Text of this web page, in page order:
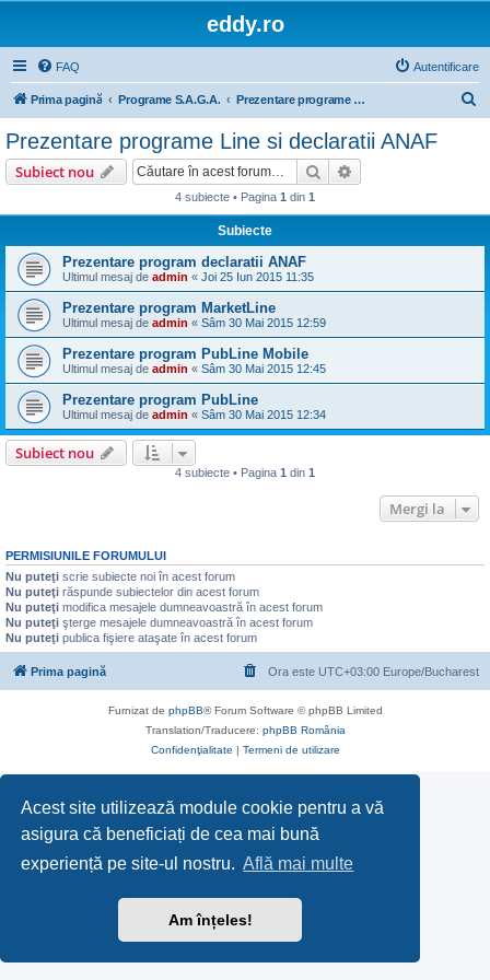
Acest site utilizează module cookie pentru a vă
asigura că beneficiați de cea mai bună
experiență pe site-ul nostru. Află mai multe
Am înțeles!
eddy.ro
FAQ Autentificare
Prima pagină Programe S.A.G.A. Prezentare programe Line si declaratii ANAF
Prezentare programe Line si declaratii ANAF
Subiect nou Căutare
4 subiecte • Pagina 1 din 1
Subiecte
Prezentare program declaratii ANAF
Ultimul mesaj de admin « Joi 25 Iun 2015 11:35
Prezentare program MarketLine
Ultimul mesaj de admin « Sâm 30 Mai 2015 12:59
Prezentare program PubLine Mobile
Ultimul mesaj de admin « Sâm 30 Mai 2015 12:45
Prezentare program PubLine
Ultimul mesaj de admin « Sâm 30 Mai 2015 12:34
Subiect nou
4 subiecte • Pagina 1 din 1
Mergi la
PERMISIUNILE FORUMULUI
Nu puteţi scrie subiecte noi în acest forum
Nu puteţi răspunde subiectelor din acest forum
Nu puteţi modifica mesajele dumneavoastră în acest forum
Nu puteţi şterge mesajele dumneavoastră în acest forum
Nu puteţi publica fişiere ataşate în acest forum
Prima pagină Ora este UTC+03:00 Europe/Bucharest
Furnizat de phpBB® Forum Software © phpBB Limited
Translation/Traducere: phpBB România
Confidenţialitate | Termeni de utilizare